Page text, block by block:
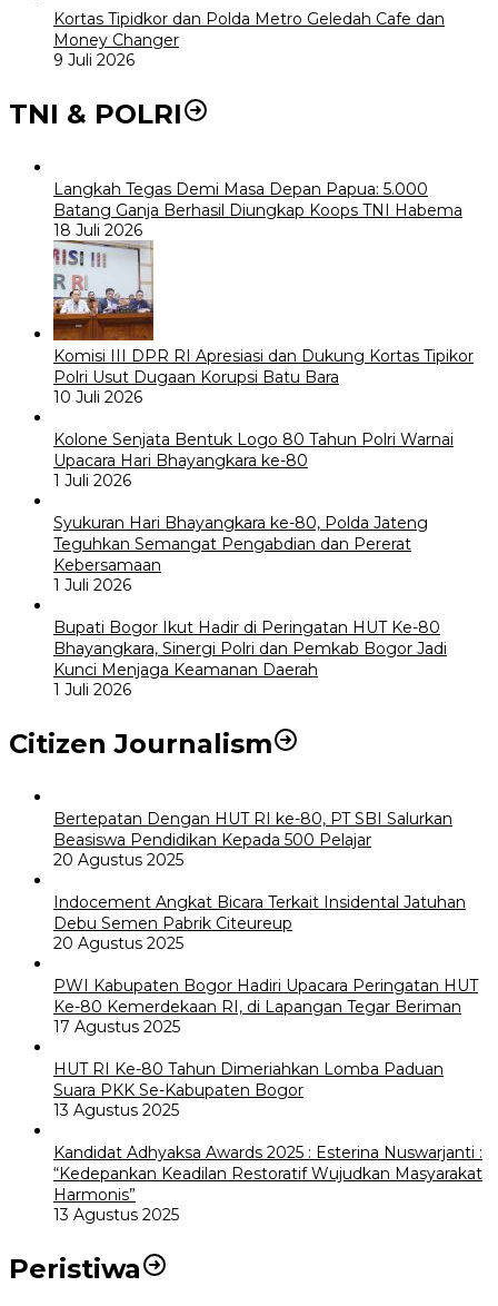
Kortas Tipidkor dan Polda Metro Geledah Cafe dan
Money Changer
9 Juli 2026
TNI & POLRI
Langkah Tegas Demi Masa Depan Papua: 5.000
Batang Ganja Berhasil Diungkap Koops TNI Habema
18 Juli 2026
Komisi III DPR RI Apresiasi dan Dukung Kortas Tipikor
Polri Usut Dugaan Korupsi Batu Bara
10 Juli 2026
Kolone Senjata Bentuk Logo 80 Tahun Polri Warnai
Upacara Hari Bhayangkara ke-80
1 Juli 2026
Syukuran Hari Bhayangkara ke-80, Polda Jateng
Teguhkan Semangat Pengabdian dan Pererat
Kebersamaan
1 Juli 2026
Bupati Bogor Ikut Hadir di Peringatan HUT Ke-80
Bhayangkara, Sinergi Polri dan Pemkab Bogor Jadi
Kunci Menjaga Keamanan Daerah
1 Juli 2026
Citizen Journalism
Bertepatan Dengan HUT RI ke-80, PT SBI Salurkan
Beasiswa Pendidikan Kepada 500 Pelajar
20 Agustus 2025
Indocement Angkat Bicara Terkait Insidental Jatuhan
Debu Semen Pabrik Citeureup
20 Agustus 2025
PWI Kabupaten Bogor Hadiri Upacara Peringatan HUT
Ke-80 Kemerdekaan RI, di Lapangan Tegar Beriman
17 Agustus 2025
HUT RI Ke-80 Tahun Dimeriahkan Lomba Paduan
Suara PKK Se-Kabupaten Bogor
13 Agustus 2025
Kandidat Adhyaksa Awards 2025 : Esterina Nuswarjanti :
“Kedepankan Keadilan Restoratif Wujudkan Masyarakat
Harmonis”
13 Agustus 2025
Peristiwa